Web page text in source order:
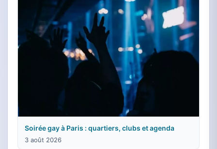
Soirée gay à Paris : quartiers, clubs et agenda
3 août 2026